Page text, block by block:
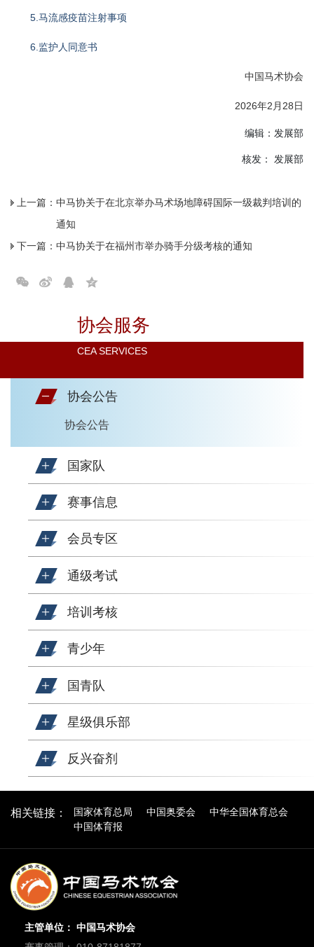
协会服务
CEA SERVICES
协会公告
协会公告
国家队
赛事信息
会员专区
通级考试
培训考核
青少年
国青队
星级俱乐部
反兴奋剂
5.马流感疫苗注射事项
6.监护人同意书
中国马术协会
2026年2月28日
编辑：发展部
核发： 发展部
上一篇： 中马协关于在北京举办马术场地障碍国际一级裁判培训的
通知
下一篇： 中马协关于在福州市举办骑手分级考核的通知
相关链接： 国家体育总局 中国奥委会
中华全国体育总会
中国体育报
主管单位： 中国马术协会